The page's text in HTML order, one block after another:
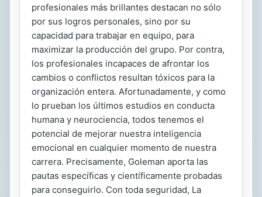
profesionales más brillantes destacan no sólo
por sus logros personales, sino por su
capacidad para trabajar en equipo, para
maximizar la producción del grupo. Por contra,
los profesionales incapaces de afrontar los
cambios o conflictos resultan tóxicos para la
organización entera. Afortunadamente, y como
lo prueban los últimos estudios en conducta
humana y neurociencia, todos tenemos el
potencial de mejorar nuestra inteligencia
emocional en cualquier momento de nuestra
carrera. Precisamente, Goleman aporta las
pautas específicas y científicamente probadas
para conseguirlo. Con toda seguridad, La